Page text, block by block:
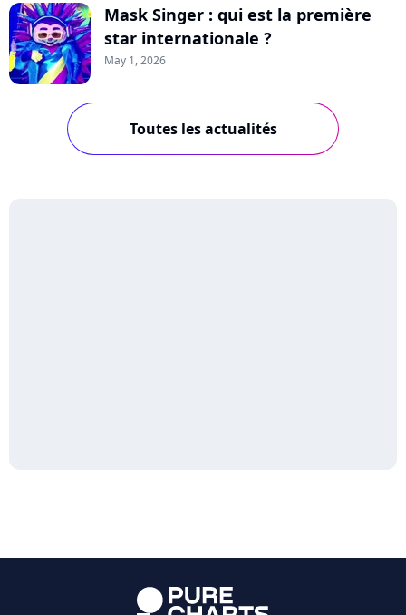
Mask Singer : qui est la première
star internationale ?
May 1, 2026
Toutes les actualités